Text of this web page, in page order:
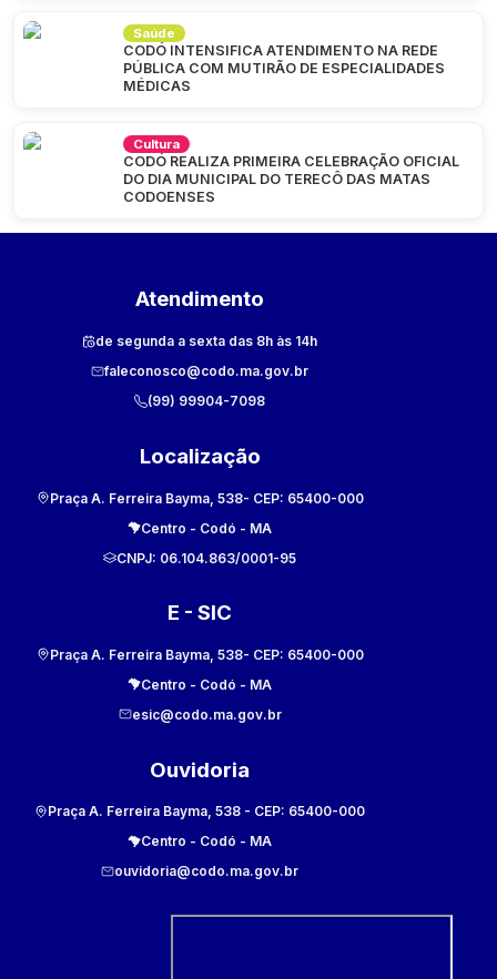
Saúde
CODÓ INTENSIFICA ATENDIMENTO NA REDE
PÚBLICA COM MUTIRÃO DE ESPECIALIDADES
MÉDICAS
Cultura
CODÓ REALIZA PRIMEIRA CELEBRAÇÃO OFICIAL
DO DIA MUNICIPAL DO TERECÔ DAS MATAS
CODOENSES
Atendimento
de segunda a sexta das 8h às 14h
faleconosco@codo.ma.gov.br
(99) 99904-7098
Localização
Praça A. Ferreira Bayma, 538- CEP: 65400-000
Centro - Codó - MA
CNPJ: 06.104.863/0001-95
E - SIC
Praça A. Ferreira Bayma, 538- CEP: 65400-000
Centro - Codó - MA
esic@codo.ma.gov.br
Ouvidoria
Praça A. Ferreira Bayma, 538 - CEP: 65400-000
Centro - Codó - MA
ouvidoria@codo.ma.gov.br